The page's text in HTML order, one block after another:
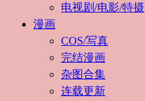
电视剧/电影/特摄
漫画
COS/写真
完结漫画
杂图合集
连载更新